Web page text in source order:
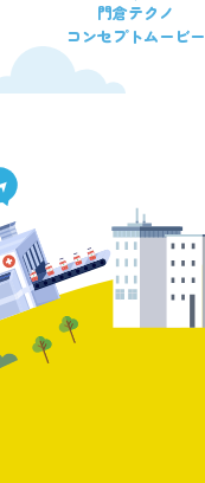
門倉テクノ
コンセプトムービー